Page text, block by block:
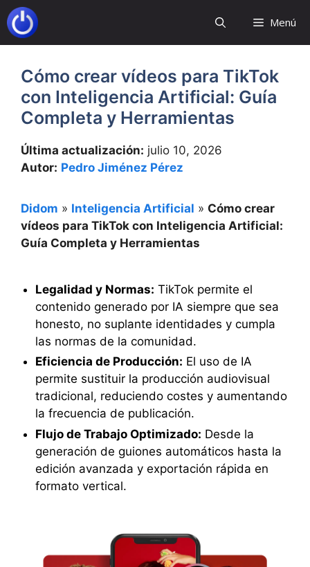
Saltar
al
contenido
Menú
Cómo crear vídeos para TikTok
con Inteligencia Artificial: Guía
Completa y Herramientas
Última actualización: julio 10, 2026
Autor: Pedro Jiménez Pérez
Didom » Inteligencia Artificial » Cómo crear
vídeos para TikTok con Inteligencia Artificial:
Guía Completa y Herramientas
Legalidad y Normas: TikTok permite el
contenido generado por IA siempre que sea
honesto, no suplante identidades y cumpla
las normas de la comunidad.
Eficiencia de Producción: El uso de IA
permite sustituir la producción audiovisual
tradicional, reduciendo costes y aumentando
la frecuencia de publicación.
Flujo de Trabajo Optimizado: Desde la
generación de guiones automáticos hasta la
edición avanzada y exportación rápida en
formato vertical.